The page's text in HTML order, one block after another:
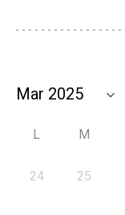
L M
24 25